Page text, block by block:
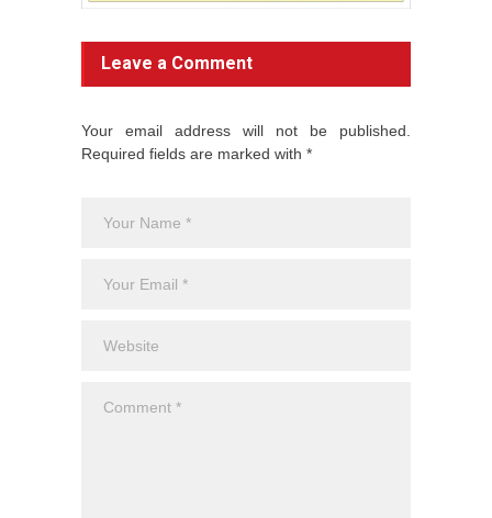
Leave a Comment
Your email address will not be published.
Required fields are marked with *